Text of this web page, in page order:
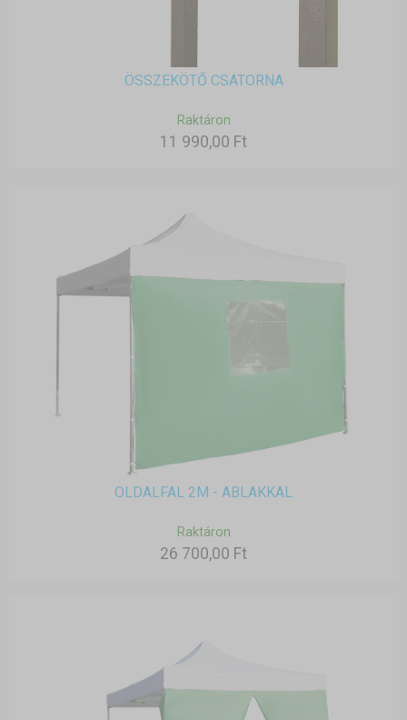
ÖSSZEKÖTŐ CSATORNA
Raktáron
11 990,00 Ft
OLDALFAL 2M - ABLAKKAL
Raktáron
26 700,00 Ft